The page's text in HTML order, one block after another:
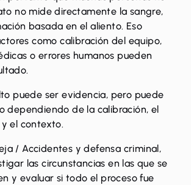
no mide directamente la sangre,
basada en el aliento. Eso
como calibración del equipo,
o errores humanos pueden
puede ser evidencia, pero puede
dependiendo de la calibración, el
el contexto.
/ Accidentes y defensa criminal,
las circunstancias en las que se
y evaluar si todo el proceso fue